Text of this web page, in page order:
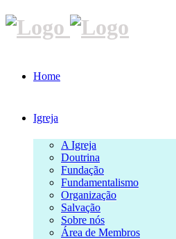
Home
Igreja
A Igreja
Doutrina
Fundação
Fundamentalismo
Organização
Salvação
Sobre nós
Área de Membros